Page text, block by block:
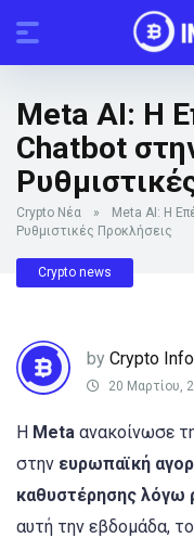
Meta AI: Η
Chatbot
Crypto Νέα »
Meta AI: Η
Ρυθμιστικές Προκλήσεις
Crypto news
by Crypto
20 Μαρτίου,
Η Meta ανακοίνωσε
στην ευρωπαϊκή
καθυστέρησης λόγω
αυτή την εβδομάδα,